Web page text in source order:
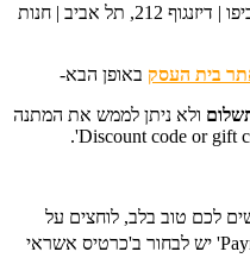
סניפי אסופה : נחמן 2, שוק הפשפשים ביפו | דיזנגוף 212, תל אביב | חנות
בית העסק באופן הבא-
ולא ניתן לממש את המתנה
לכם טוב בלב, לוחצים על
'לתשלום', ממלאים פרטים ותחת 'Payment' יש לבחור ב'כרטיס אשראי